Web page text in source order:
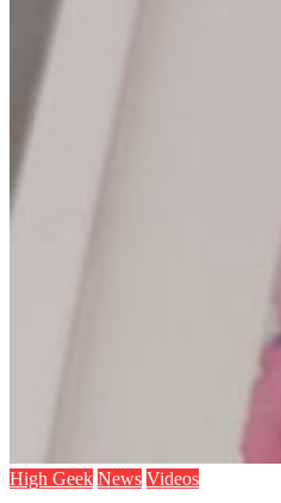
High Geek News Videos